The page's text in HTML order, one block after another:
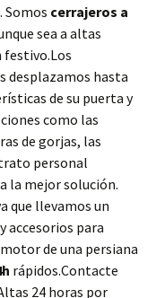
Somos cerrajeros a
sea a altas
festivo.Los
desplazamos hasta
de su puerta y
como las
de gorjas, las
personal
la mejor solución.
que llevamos un
accesorios para
de una persiana
rápidos.Contacte
24 horas por